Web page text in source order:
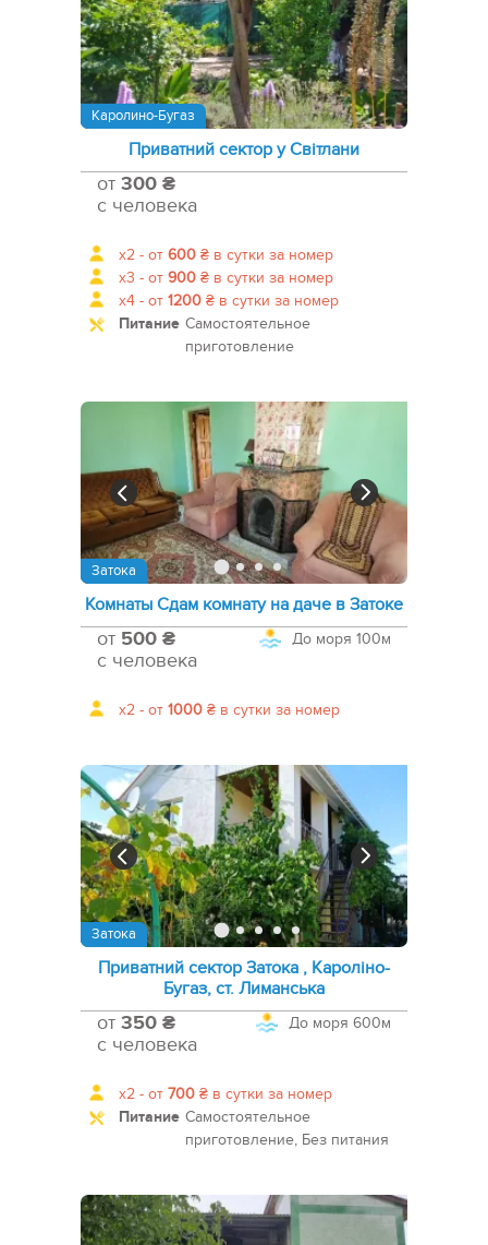
Каролино-Бугаз
Приватний сектор у Світлани
от 300 ₴
с человека
x2 - от 600 ₴ в сутки за номер
x3 - от 900 ₴ в сутки за номер
x4 - от 1200 ₴ в сутки за номер
Питание Самостоятельное
приготовление
Затока
Комнаты Сдам комнату на даче в Затоке
До моря 100м
от 500 ₴
с человека
x2 - от 1000 ₴ в сутки за номер
Затока
Приватний сектор Затока , Кароліно-
Бугаз, ст. Лиманська
До моря 600м
от 350 ₴
с человека
x2 - от 700 ₴ в сутки за номер
Питание Самостоятельное
приготовление, Без питания